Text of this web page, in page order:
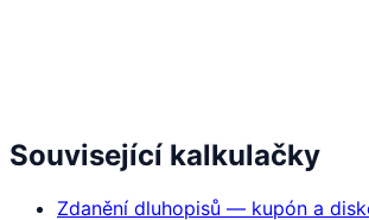
Související kalkulačky
Zdanění dluhopisů — kupón a